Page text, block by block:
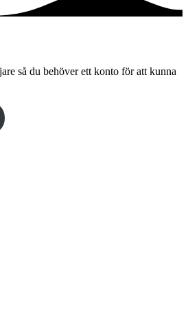
så du behöver ett konto för att kunna